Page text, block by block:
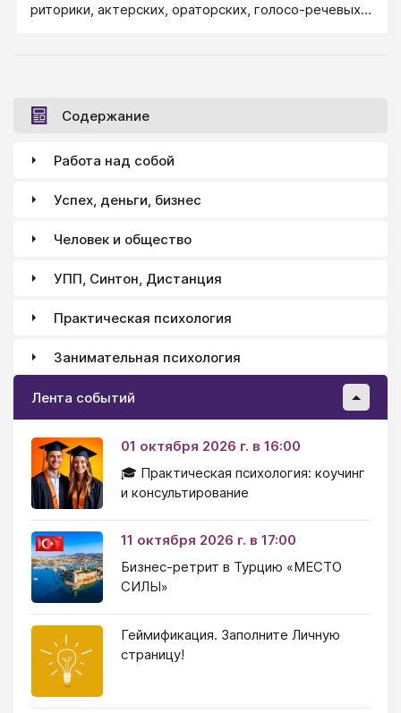
риторики, актерских, ораторских, голосо-речевых
Содержание
Работа над собой
Успех, деньги, бизнес
Человек и общество
УПП, Синтон, Дистанция
Практическая психология
Занимательная психология
Лента событий
01 октября 2026 г. в 16:00
🎓 Практическая психология: коучинг
и консультирование
11 октября 2026 г. в 17:00
Бизнес-ретрит в Турцию «МЕСТО
СИЛЫ»
Геймификация. Заполните Личную
страницу!